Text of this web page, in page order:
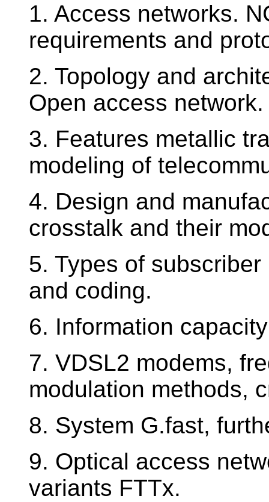
1. Access networks.
requirements and
2. Topology and
Open access network.
3. Features metallic
modeling of
4. Design and
crosstalk and their
5. Types of
and coding.
6. Information
7. VDSL2 modems,
modulation methods,
8. System G.fast,
9. Optical access
variants FTTx.